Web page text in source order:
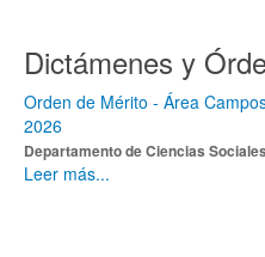
Dictámenes y
Orden de Mérito - Área
2026
Departamento de Ciencias Sociales
Leer más...